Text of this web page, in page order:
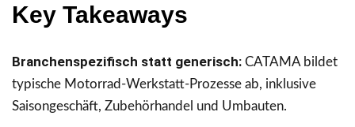
Key Takeaways
Branchenspezifisch statt generisch: CATAMA bildet
typische Motorrad-Werkstatt-Prozesse ab, inklusive
Saisongeschäft, Zubehörhandel und Umbauten.